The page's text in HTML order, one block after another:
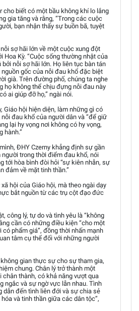
cho biết có một bầu không khí lo lắng
gia tăng và rằng, “Trong các cuộc
bạn nhận thấy sự buồn bã, tuyệt
sợ hãi lớn về một cuộc xung đột
Hoa Kỳ. “Cuộc sống thường nhật của
bởi nỗi sợ hãi lớn. Họ liên tục bàn tán
gốc của nỗi đau khổ đặc biệt
già. Trên đường phố, chúng ta nghe
họ không thể chịu đựng nỗi đau này
ai giúp đỡ họ,” ngài nói.
Giáo hội hiện diện, làm những gì có
đau khổ của người dân và “để giữ
lại hy vọng nơi không có hy vọng,
hành.”
ĐHY Czerny khẳng định sự gần
người trong thời điểm đau khổ, nói
tới hòa bình đòi hỏi “sự kiên nhẫn, sự
đảm về mặt tinh thần.”
hội của Giáo hội, mà theo ngài dạy
bắt nguồn từ các trụ cột đạo đức
công lý, tự do và tình yêu là “không
cần có những điều kiện “cho một
phẩm giá”, đồng thời nhấn mạnh
tâm cụ thể đối với những người
gian thực sự cho sự tham gia,
chung. Chân lý trở thành một
chân thành, có khả năng vượt qua
ngắc và sự ngờ vực lẫn nhau. Tình
dẫn đến tình liên đới và sự chia sẻ
và tinh thần giữa các dân tộc”,